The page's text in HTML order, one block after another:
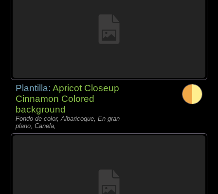
Plantilla:Apricot Closeup
Cinnamon Colored
background
Fondo de color, Albaricoque, En gran
plano, Canela,